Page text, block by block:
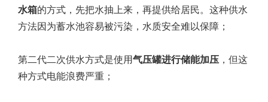
水箱的方式，先把水抽上来，再提供给居民。这种供水
方法因为蓄水池容易被污染，水质安全难以保障；
第二代二次供水方式是使用气压罐进行储能加压 ，但这
种方式电能浪费严重；